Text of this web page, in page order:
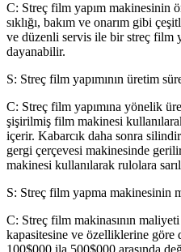
C: Streç film yapım makinesinin
sıklığı, bakım ve onarım gibi
ve düzenli servis ile bir streç film
dayanabilir.
S: Streç film yapımının üretim
C: Streç film yapımına yönelik
şişirilmiş film makinesi
içerir. Kabarcık daha sonra
gergi çerçevesi makinesinde
makinesi kullanılarak rulolara
S: Streç film yapma makinesinin
C: Streç film makinasının
kapasitesine ve özelliklerine